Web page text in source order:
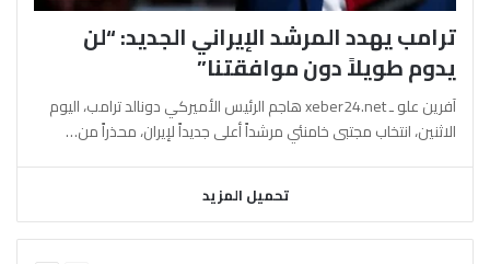
ترامب يهدد المرشد الإيراني الجديد: “لن
يدوم طويلاً دون موافقتنا”
آفرين علو ـ xeber24.net هاجم الرئيس الأميركي دونالد ترامب، اليوم
الاثنين، انتخاب مجتبى خامنئي مرشداً أعلى جديداً لإيران، محذراً من…
تحميل المزيد